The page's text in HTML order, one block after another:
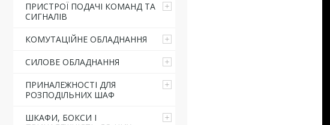
ПРИСТРОЇ ПОДАЧІ КОМАНД ТА
СИГНАЛІВ
КОМУТАЦІЙНЕ ОБЛАДНАННЯ
СИЛОВЕ ОБЛАДНАННЯ
ПРИНАЛЕЖНОСТІ ДЛЯ
РОЗПОДІЛЬНИХ ШАФ
ШКАФИ, БОКСИ І